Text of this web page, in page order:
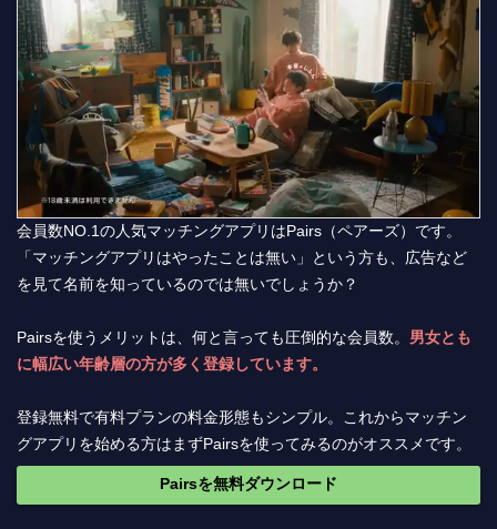
会員数NO.1の人気マッチングアプリはPairs（ペアーズ）です。
「マッチングアプリはやったことは無い」という方も、広告など
を見て名前を知っているのでは無いでしょうか？
Pairsを使うメリットは、何と言っても圧倒的な会員数。 男女とも
に幅広い年齢層の方が多く登録しています。
登録無料で有料プランの料金形態もシンプル。これからマッチン
グアプリを始める方はまずPairsを使ってみるのがオススメです。
Pairsを無料ダウンロード